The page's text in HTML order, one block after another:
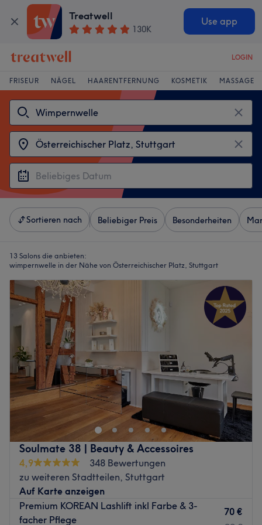
Treatwell
130K
Use app
LOGIN
FRISEUR NÄGEL HAARENTFERNUNG KOSMETIK MASSAGE
Sortieren nach Beliebiger Preis Besonderheiten
13 Salons die anbieten:
wimpernwelle in der Nähe von Österreichischer Platz, Stuttgart
Soulmate 38 | Beauty & Accessoires
4,9
348 Bewertungen
zu weiteren Stadtteilen, Stuttgart
Auf Karte anzeigen
Premium KOREAN Lashlift inkl Farbe & 3-
facher Pflege
70 €